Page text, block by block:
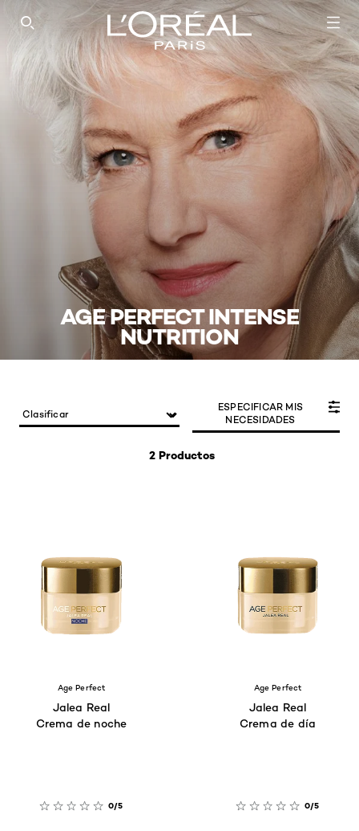
SEARCH THIS SITE
AGE PERFECT INTENSE
NUTRITION
2 Productos
ESPECIFICAR MIS
NECESIDADES
Age Perfect
Jalea Real
Crema de noche
0/5
Age Perfect
Jalea Real
Crema de día
0/5